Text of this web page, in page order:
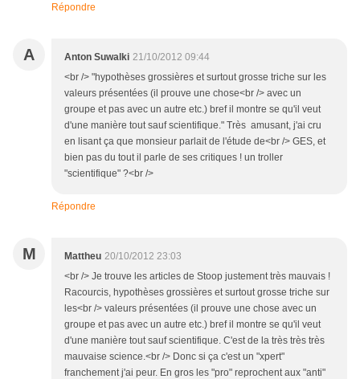
Répondre
A Anton Suwalki 21/10/2012 09:44
<br /> "hypothèses grossières et surtout grosse triche sur les
valeurs présentées (il prouve une chose<br /> avec un
groupe et pas avec un autre etc.) bref il montre se qu'il veut
d'une manière tout sauf scientifique." Très amusant, j'ai cru
en lisant ça que monsieur parlait de l'étude de<br /> GES, et
bien pas du tout il parle de ses critiques ! un troller
"scientifique" ?<br />
Répondre
M Mattheu 20/10/2012 23:03
<br /> Je trouve les articles de Stoop justement très mauvais !
Racourcis, hypothèses grossières et surtout grosse triche sur
les<br /> valeurs présentées (il prouve une chose avec un
groupe et pas avec un autre etc.) bref il montre se qu'il veut
d'une manière tout sauf scientifique. C'est de la très très très
mauvaise science.<br /> Donc si ça c'est un "xpert"
franchement j'ai peur. En gros les "pro" reprochent aux "anti"